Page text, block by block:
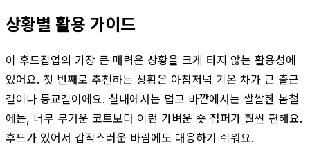
상황별 활용 가이드
이 후드집업의 가장 큰 매력은 상황을 크게 타지 않는 활용성에
있어요. 첫 번째로 추천하는 상황은 아침저녁 기온 차가 큰 출근
길이나 등교길이에요. 실내에서는 덥고 바깥에서는 쌀쌀한 봄철
에는, 너무 무거운 코트보다 이런 가벼운 숏 점퍼가 훨씬 편해요.
후드가 있어서 갑작스러운 바람에도 대응하기 쉬워요.